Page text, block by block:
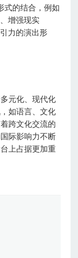
式的结合，例如
增强现实
力的演出形
元化、现代化
如语言、文化
跨文化交流的
际影响力不断
上占据更加重